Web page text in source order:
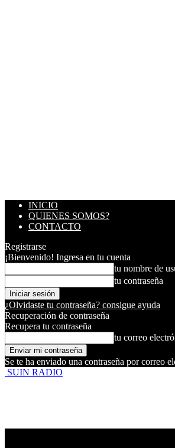
INICIO
QUIENES SOMOS?
CONTACTO
Registrarse
¡Bienvenido! Ingresa en tu cuenta
tu nombre de
tu contraseña
¿Olvidaste tu contraseña? consigue ayuda
Recuperación de contraseña
Recupera tu contraseña
tu correo
Se te ha enviado una contraseña por correo
SUIN RADIO